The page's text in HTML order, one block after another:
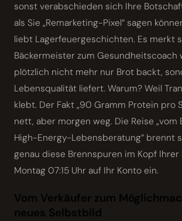
sonst verabschieden sich Ihre
als Sie „Remarketing-Pixel“ sagen
liebt Lagerfeuergeschichten. Es merkt
Bäckermeister zum Gesundheitscoach
plötzlich nicht mehr nur Brot backt,
Lebensqualität liefert. Warum? Weil
klebt. Der Fakt „90 Gramm Protein pro
nett, aber morgen weg. Die Reise „vom
High-Energy-Lebensberatung“ brennt
genau diese Brenn­spuren im Kopf Ihrer
Montag 07:15 Uhr auf Ihr Konto ein.
Vom Verkäufer zum
neues Selbstbild